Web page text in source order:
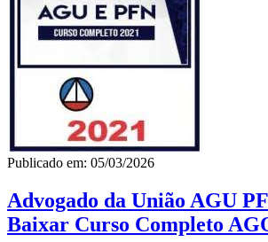
Publicado em: 05/03/2026
Advogado da União AGU
Baixar Curso Completo